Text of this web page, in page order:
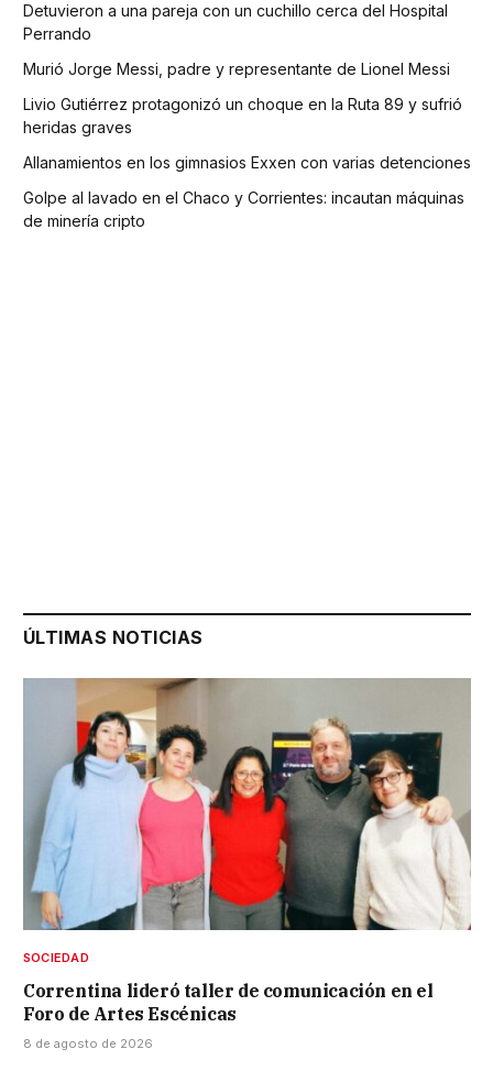
Detuvieron a una pareja con un cuchillo cerca del Hospital
Perrando
Murió Jorge Messi, padre y representante de Lionel Messi
Livio Gutiérrez protagonizó un choque en la Ruta 89 y sufrió
heridas graves
Allanamientos en los gimnasios Exxen con varias detenciones
Golpe al lavado en el Chaco y Corrientes: incautan máquinas
de minería cripto
ÚLTIMAS NOTICIAS
SOCIEDAD
Correntina lideró taller de comunicación en el
Foro de Artes Escénicas
8 de agosto de 2026